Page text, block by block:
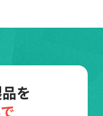
を